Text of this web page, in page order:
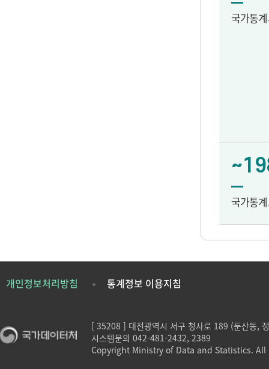
국가통
국가통
개인정보처리방침 통계정보 이용지침
[ 35208 ] 대전광역시 서구 청사로 189 (둔산동,
시스템문의 042-481-2432, 2389
Copyright Ministry of Data and Statistics.